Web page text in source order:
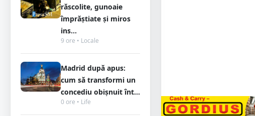
răscolite, gunoaie
împrăștiate și miros
ins...
9 ore • Locale
Madrid după apus:
cum să transformi un
concediu obișnuit înt...
0 ore • Life